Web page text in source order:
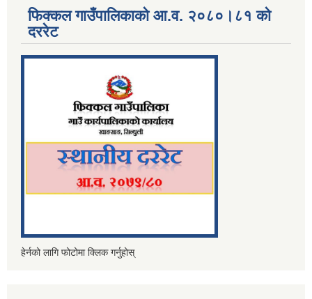
फिक्कल गाउँपालिकाको आ.व. २०८०।८१ को
दररेट
हेर्नको लागि फोटोमा क्लिक गर्नुहोस्